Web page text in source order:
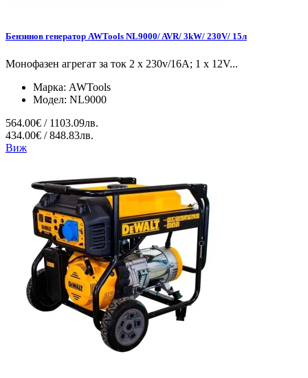
Бензинов генератор AWTools NL9000/ AVR/ 3kW/ 230V/ 15л
Монофазен агрегат за ток 2 x 230v/16A; 1 x 12V...
Марка: AWTools
Модел: NL9000
564.00€ / 1103.09лв.
434.00€ / 848.83лв.
Виж